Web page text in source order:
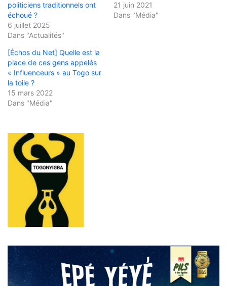
politiciens traditionnels ont
échoué ?
6 juillet 2025
Dans "Actualités"
21 juin 2021
Dans "Média"
[Échos du Net] Quelle est la
place de ces gens appelés
« Influenceurs » au Togo sur
la toile ?
15 mars 2022
Dans "Média"